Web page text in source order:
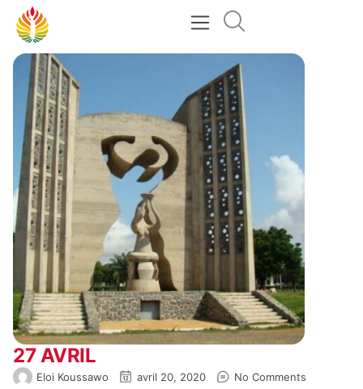
27 AVRIL
Eloi Koussawo avril 20, 2020 No Comments